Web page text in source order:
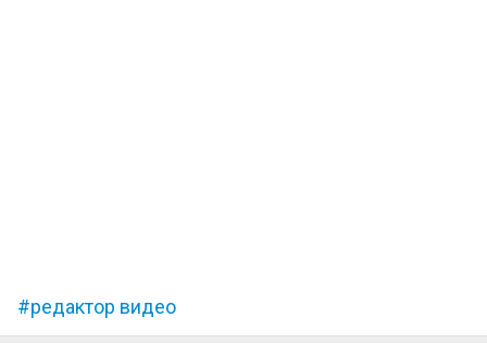
редактор видео